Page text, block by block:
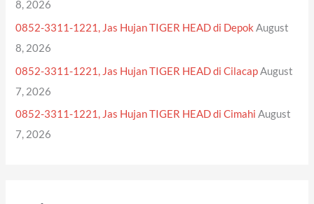
8, 2026
0852-3311-1221, Jas Hujan TIGER HEAD di Depok August
8, 2026
0852-3311-1221, Jas Hujan TIGER HEAD di Cilacap August
7, 2026
0852-3311-1221, Jas Hujan TIGER HEAD di Cimahi August
7, 2026